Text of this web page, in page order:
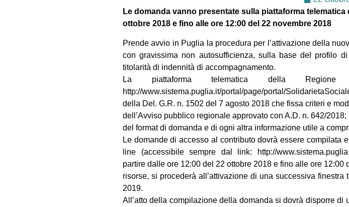
Le domanda vanno presentate sulla piattaforma
ottobre 2018 e fino alle ore 12:00 del 22 novembre 2018
Prende avvio in Puglia la procedura per l’attivazione della
con gravissima non autosufficienza, sulla base del profilo
titolarità di indennità di accompagnamento.
La piattaforma telematica della
http://www.sistema.puglia.it/portal/page/portal/
della Del. G.R. n. 1502 del 7 agosto 2018 che fissa criteri e
dell’Avviso pubblico regionale approvato con A.D. n. 642/2018;
del format di domanda e di ogni altra informazione utile a
Le domande di accesso al contributo dovrà essere compilata
line (accessibile sempre dal link: http://
partire dalle ore 12:00 del 22 ottobre 2018 e fino alle ore
risorse, si procederà all’attivazione di una successiva
2019.
All’atto della compilazione della domanda si dovrà disporre